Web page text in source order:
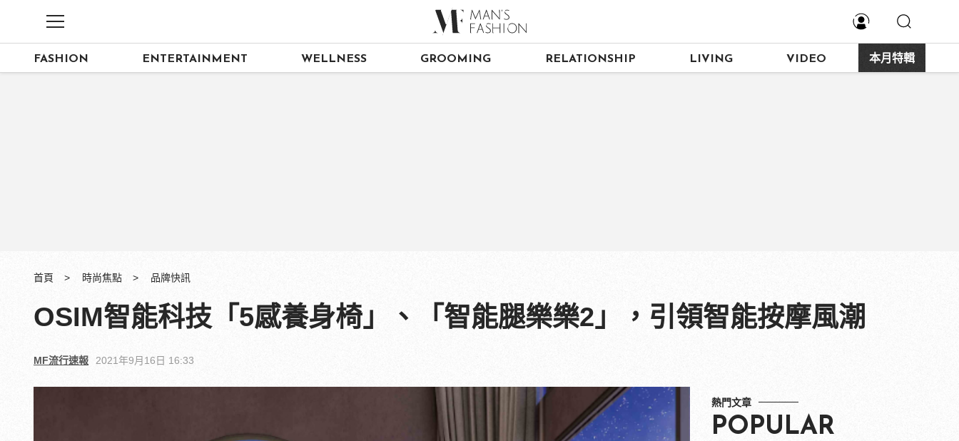
FASHION ENTERTAINMENT WELLNESS GROOMING RELATIONSHIP LIVING VIDEO 本月特輯
首頁 時尚焦點 品牌快訊
OSIM智能科技「5感養身椅」、「智能腿樂樂2」，引領智能按摩風潮
MF流行速報 2021年9月16日 16:33
熱門文章
POPULAR